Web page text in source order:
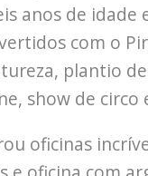
anos de
com o
plantio
show de circo
oficinas